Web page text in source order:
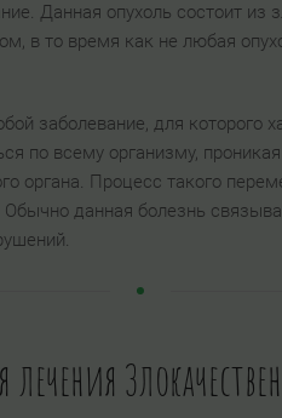
Данная опухоль состоит
в то время как не любая
заболевание, для которого
по всему организму,
органа. Процесс такого
данная болезнь
лечения